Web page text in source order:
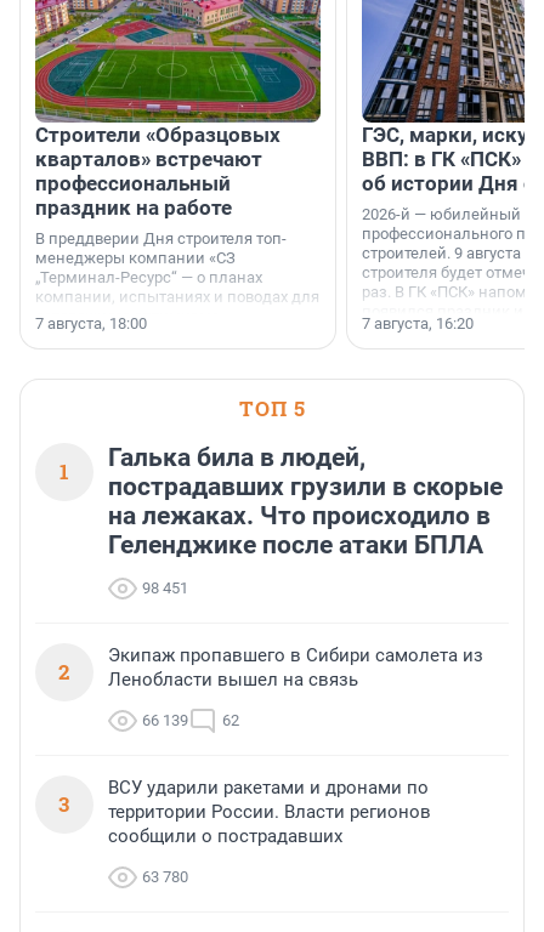
Строители «Образцовых
кварталов» встречают
профессиональный
праздник на работе
В преддверии Дня строителя топ-
менеджеры компании «СЗ
„Терминал-Ресурс“ — о планах
компании, испытаниях и поводах для
осторожного оптимизма.
7 августа, 18:00
ГЭС, марки,
ВВП: в ГК «ПСК»
об истории Дня
2026-й — юбилейный
профессионального
строителей. 9 августа
строителя будет
раз. В ГК «ПСК»
поменялась роль
7 августа, 16:20
ТОП 5
1
Галька била в людей,
пострадавших грузили в скорые
на лежаках. Что происходило в
Геленджике после атаки БПЛА
98 451
2
Экипаж пропавшего в Сибири самолета из
Ленобласти вышел на связь
66 139 62
3
ВСУ ударили ракетами и дронами по
территории России. Власти регионов
сообщили о пострадавших
63 780